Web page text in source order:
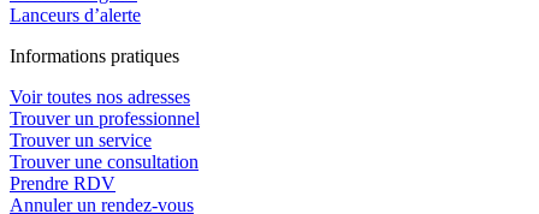
Lanceurs d’alerte
Informations pratiques
Voir toutes nos adresses
Trouver un professionnel
Trouver un service
Trouver une consultation
Prendre RDV
Annuler un rendez-vous